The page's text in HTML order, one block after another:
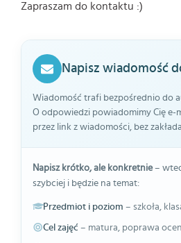
Zapraszam do kontaktu :)
Napisz wiadomość
Wiadomość trafi bezpośrednio do
O odpowiedzi powiadomimy Cię e-
przez link z wiadomości, bez
Napisz krótko, ale konkretnie–
szybciej i będzie na temat:
Przedmiot i poziom – szkoła,
Cel zajęć – matura, poprawa